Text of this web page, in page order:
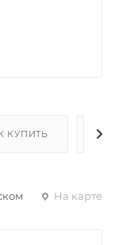
КУПИТЬ
На карте